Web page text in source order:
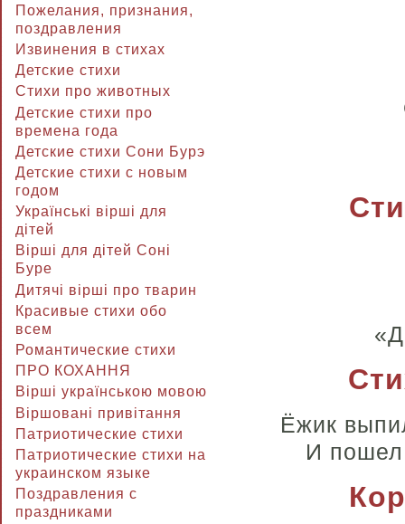
Пожелания, признания,
поздравления
Извинения в стихах
Детские стихи
Стихи про животных
Детские стихи про
времена года
Детские стихи Сони Бурэ
Детские стихи с новым
годом
Українські вірші для
дітей
Вірші для дітей Соні
Буре
Дитячі вірші про тварин
Красивые стихи обо
всем
Романтические стихи
ПРО КОХАННЯ
Вірші українською мовою
Віршовані привітання
Патриотические стихи
Патриотические стихи на
украинском языке
Поздравления с
праздниками
Ёжик
И пошел